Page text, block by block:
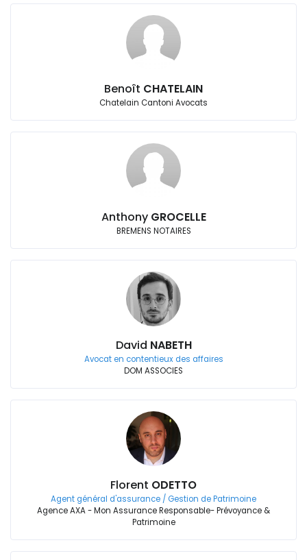
Benoît CHATELAIN
Chatelain Cantoni Avocats
Anthony GROCELLE
BREMENS NOTAIRES
David NABETH
Avocat en contentieux des affaires
DOM ASSOCIES
Florent ODETTO
Agent général d'assurance / Gestion de Patrimoine
Agence AXA - Mon Assurance Responsable- Prévoyance &
Patrimoine